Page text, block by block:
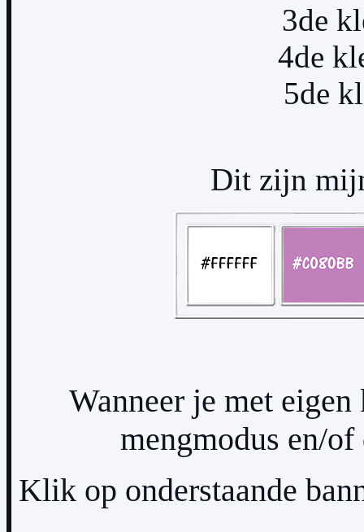
3de
4de
5de
Dit zijn
Wanneer je met
mengmodus en/
Klik op onderstaande